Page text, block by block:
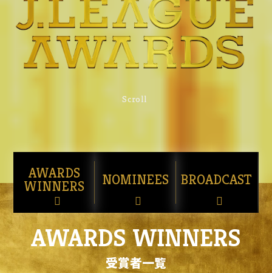
Scroll
AWARDS
WINNERS NOMINEES BROADCAST
AWARDS WINNERS
受賞者一覧